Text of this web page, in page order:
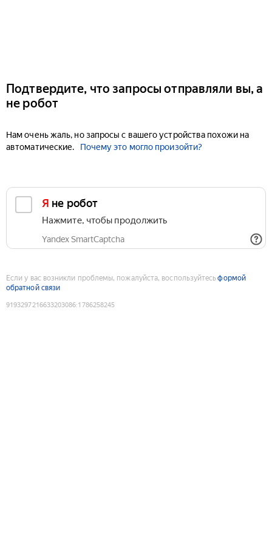
Подтвердите, что запросы отправляли вы, а
не робот
Нам очень жаль, но запросы с вашего устройства похожи на
автоматические.
Почему это могло произойти?
Я не робот
Нажмите, чтобы продолжить
Yandex SmartCaptcha
Если у вас возникли проблемы, пожалуйста, воспользуйтесьформой
обратной связи
9193297216633203086:1786258245